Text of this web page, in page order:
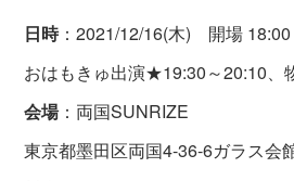
日時：2021/12/16(木) 開場 18:00
おはもきゅ出演★19:30～20:10、
会場：両国SUNRIZE
東京都墨田区両国4-36-6ガラス会